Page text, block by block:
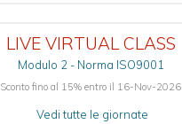
LIVE VIRTUAL CLASS
Modulo 2 - Norma ISO9001
Sconto fino al 15% entro il 16-Nov-2026
Vedi tutte le giornate